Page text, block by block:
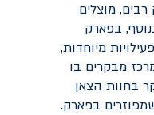
מוצלים
בפארק
מיוחדות,
מבקרים בו
בחוות הצאן
בפארק.